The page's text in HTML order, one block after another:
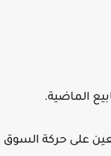
على حركة السوق